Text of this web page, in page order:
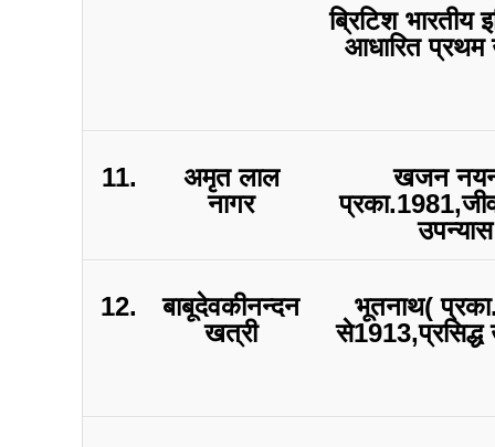
ब्रिटिश भारतीय
आधारित प्रथम
11.
अमृत लाल
नागर
खजन
उपन्यास
12.
बाबूदेवकीनन्दन
खत्री
भूतनाथ(
से1913,प्रसिद्ध